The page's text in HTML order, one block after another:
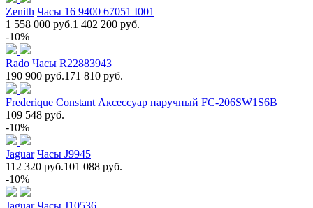
Zenith Часы 16 9400 67051 I001
1 558 000 руб.1 402 200 руб.
-10%
Rado Часы R22883943
190 900 руб.171 810 руб.
Frederique Constant Аксессуар наручный FC-206SW1S6B
109 548 руб.
-10%
Jaguar Часы J9945
112 320 руб.101 088 руб.
-10%